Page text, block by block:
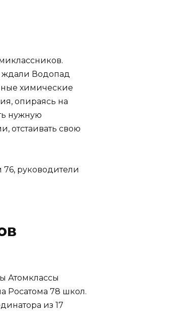
ждали Водопад
химические
опираясь на
нужную
отстаивать свою
руководители
Атомклассы
Росатома 78 школ.
из 17